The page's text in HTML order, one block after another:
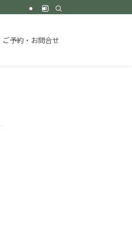
ご予約・お問合せ